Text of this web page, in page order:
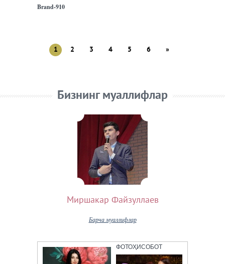
Brand-910
1 2 3 4 5 6 »
Бизнинг муаллифлар
Миршакар Файзуллаев
Барча муаллифлар
ФОТОҲИСОБОТ